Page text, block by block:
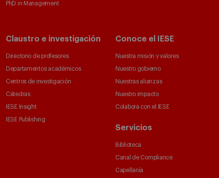
PhD in Management
Claustro e investigación
Directorio de profesores
Departamentos académicos
Centros de investigación
Cátedras
IESE Insight
IESE Publishing
Conoce el IESE
Nuestra misión y valores
Nuestro gobierno
Nuestras alianzas
Nuestro impacto
Colabora con el IESE
Servicios
Biblioteca
Canal de Compliance
Capellanía